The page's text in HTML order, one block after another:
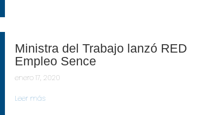
Ministra del Trabajo lanzó RED
Empleo Sence
enero 17, 2020
Leer más